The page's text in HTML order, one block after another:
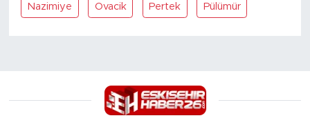
Nazimiye Ovacik Pertek Pülümür